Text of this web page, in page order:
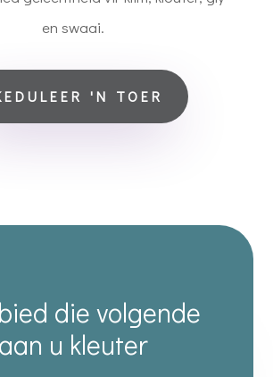
en swaai.
'N TOER
die volgende
aan u kleuter